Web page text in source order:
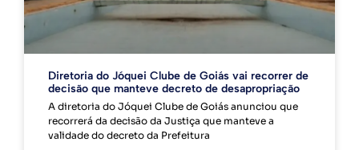
Diretoria do Jóquei Clube de Goiás vai recorrer de
decisão que manteve decreto de desapropriação
A diretoria do Jóquei Clube de Goiás anunciou que
recorrerá da decisão da Justiça que manteve a
validade do decreto da Prefeitura